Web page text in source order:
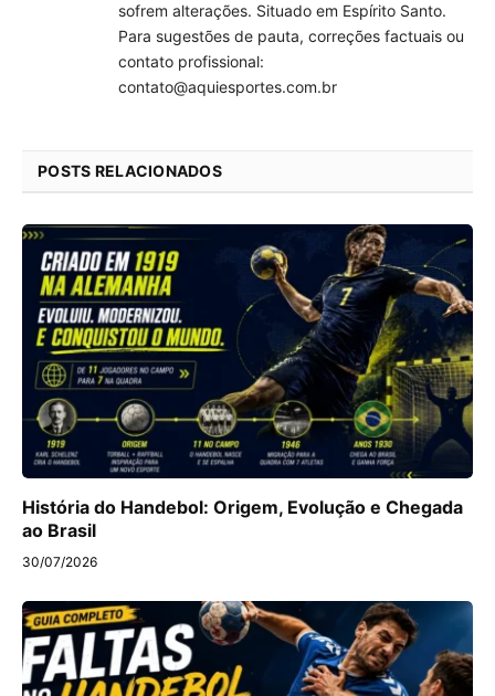
sofrem alterações. Situado em Espírito Santo.
Para sugestões de pauta, correções factuais ou
contato profissional:
contato@aquiesportes.com.br
POSTS RELACIONADOS
História do Handebol: Origem, Evolução e Chegada
ao Brasil
30/07/2026